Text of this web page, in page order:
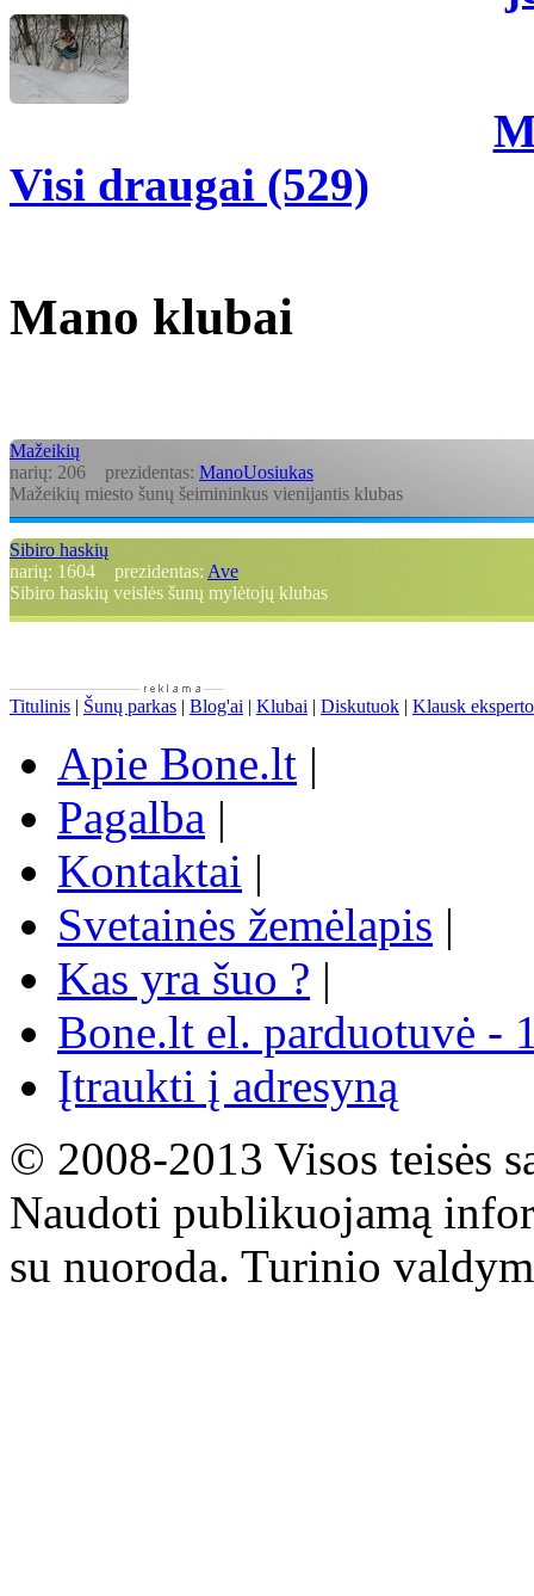
Visi draugai (529)
Mano klubai
Mažeikių
narių: 206 prezidentas: ManoUosiukas
Mažeikių miesto šunų šeimininkus vienijantis klubas
Sibiro haskių
narių: 1604 prezidentas: Ave
Sibiro haskių veislės šunų mylėtojų klubas
Titulinis | Šunų parkas | Blog'ai | Klubai | Diskutuok | Klausk eksperto
Apie Bone.lt |
Pagalba |
Kontaktai |
Svetainės žemėlapis |
Kas yra šuo ? |
Bone.lt el. parduotuvė -
Įtraukti į adresyną
© 2008-2013 Visos teisės
Naudoti publikuojamą
su nuoroda. Turinio